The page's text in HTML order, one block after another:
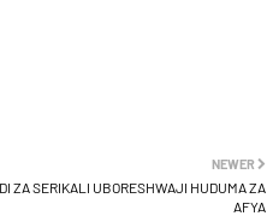
NEWER
ZA SERIKALI UBORESHWAJI HUDUMA ZA
AFYA